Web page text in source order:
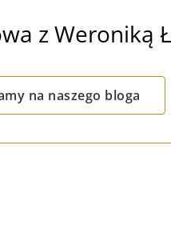
z Weroniką
na naszego bloga